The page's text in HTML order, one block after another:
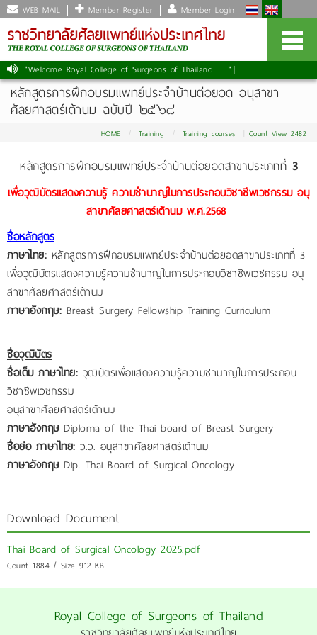
WEB MAIL Member Register Member Login
"Welcome Royal College of Surgeons of Thailand ......." |
หลักสูตรการฝึกอบรมแพทย์ประจำบ้านต่อยอด อนุสาขา
ศัลยศาสตร์เต้านม ฉบับปี ๒๕๖๘
HOME Training Training courses Count View 2482
หลักสูตรการฝึกอบรมแพทย์ประจำบ้านต่อยอดสาขาประเภทที่ 3
เพื่อวุฒิบัตรแสดงความรู้ ความชำนาญในการประกอบวิชาชีพเวชกรรม อนุ
สาขาศัลยศาสตร์เต้านมพ.ศ.2568
ชื่อหลักสูตร
ภาษาไทย: หลักสูตรการฝึกอบรมแพทย์ประจำบ้านต่อยอดสาขาประเภทที่ 3
เพื่อวุฒิบัตรแสดงความรู้ความชำนาญในการประกอบวิชาชีพเวชกรรม อนุ
สาขาศัลยศาสตร์เต้านม
ภาษาอังกฤษ: Breast Surgery Fellowship Training Curriculum
ชื่อวุฒิบัตร
ชื่อเต็ม ภาษาไทย: วุฒิบัตรเพื่อแสดงความรู้ความชานาญในการประกอบ
วิชาชีพเวชกรรม
อนุสาขาศัลยศาสตร์เต้านม
ภาษาอังกฤษDiploma of the Thai board of Breast Surgery
ชื่อย่อ ภาษาไทย: ว.ว. อนุสาขาศัลยศาสตร์เต้านม
ภาษาอังกฤษDip. Thai Board of Surgical Oncology
Download Document
Thai Board of Surgical Oncology 2025.pdf
Count 1884 / Size 912 KB
Royal College of Surgeons of Thailand